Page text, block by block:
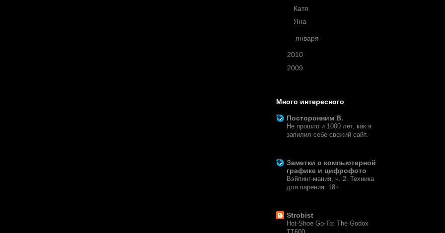
Катя
Яна
января
2010
2009
Много интересного
Посторонним В.
Не прошло и 1000 лет, как я
запилил себе свежий сайт.
Заметки о компьютерной
графике и цифрофото
Вэйпинг-мания, ч. 2. Техника
для парения. 18+
Strobist
Hot-Shoe Go-To: The Godox